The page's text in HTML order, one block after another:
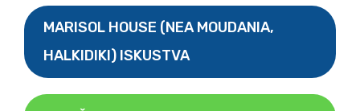
MARISOL HOUSE (NEA MOUDANIA,
HALKIDIKI) ISKUSTVA